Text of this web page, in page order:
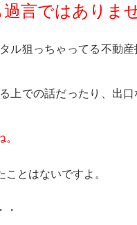
言ではありませ
ル狙っちゃってる不動産
上での話だったり、出
とはないですよ。
・